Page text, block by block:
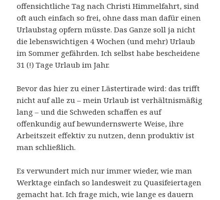
offensichtliche Tag nach Christi Himmelfahrt, sind
oft auch einfach so frei, ohne dass man dafür einen
Urlaubstag opfern müsste. Das Ganze soll ja nicht
die lebenswichtigen 4 Wochen (und mehr) Urlaub
im Sommer gefährden. Ich selbst habe bescheidene
31 (!) Tage Urlaub im Jahr.
Bevor das hier zu einer Lästertirade wird: das trifft
nicht auf alle zu – mein Urlaub ist verhältnismäßig
lang – und die Schweden schaffen es auf
offenkundig auf bewundernswerte Weise, ihre
Arbeitszeit effektiv zu nutzen, denn produktiv ist
man schließlich.
Es verwundert mich nur immer wieder, wie man
Werktage einfach so landesweit zu Quasifeiertagen
gemacht hat. Ich frage mich, wie lange es dauern